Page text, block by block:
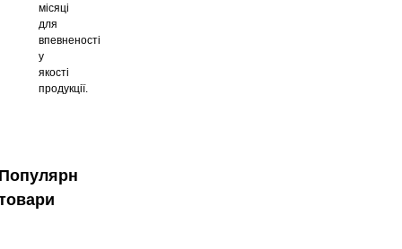
місяці
для
впевненості
у
якості
продукції.